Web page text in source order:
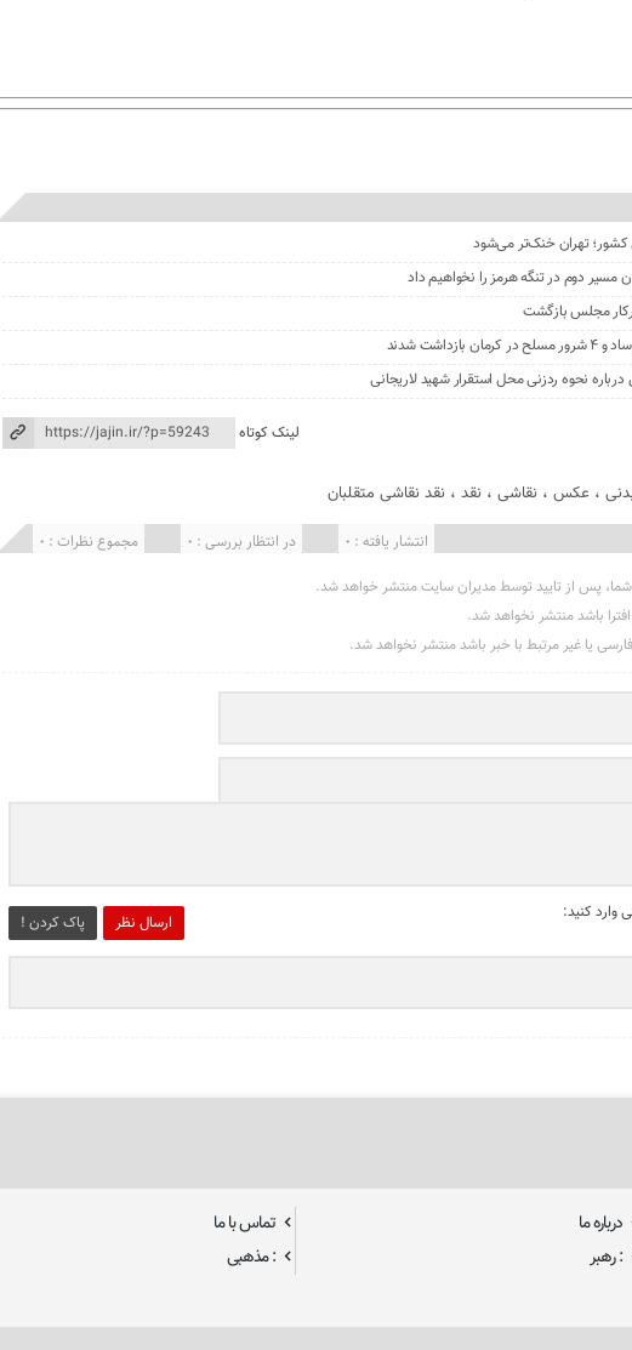
کشور؛ تهران خنک‌تر می‌شود
دوم در تنگه هرمز را نخواهیم داد
مجلس بازگشت
نحوه ردزنی محل استقرار شهید لاریجانی
لینک کوتاه
، عکس ، نقاشی ، نقد ، نقد نقاشی متقلبان
مجموع نظرات : 0 در انتظار بررسی : 0 انتشار یافته : 0
پس از تایید توسط مدیران سایت منتشر خواهد شد.
باشد منتشر نخواهد شد.
یا غیر مرتبط با خبر باشد منتشر نخواهد شد.
ارسال نظر پاک کردن !
وارد کنید:
درباره ما
تماس با ما
: رهبر
: مذهبی